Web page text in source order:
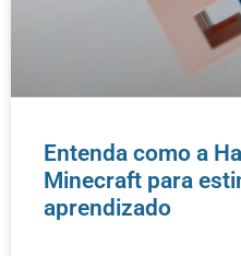
Entenda como a
Minecraft para
aprendizado